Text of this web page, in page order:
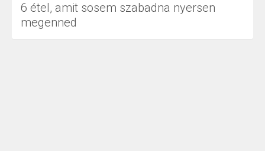
6 étel, amit sosem szabadna nyersen
megenned